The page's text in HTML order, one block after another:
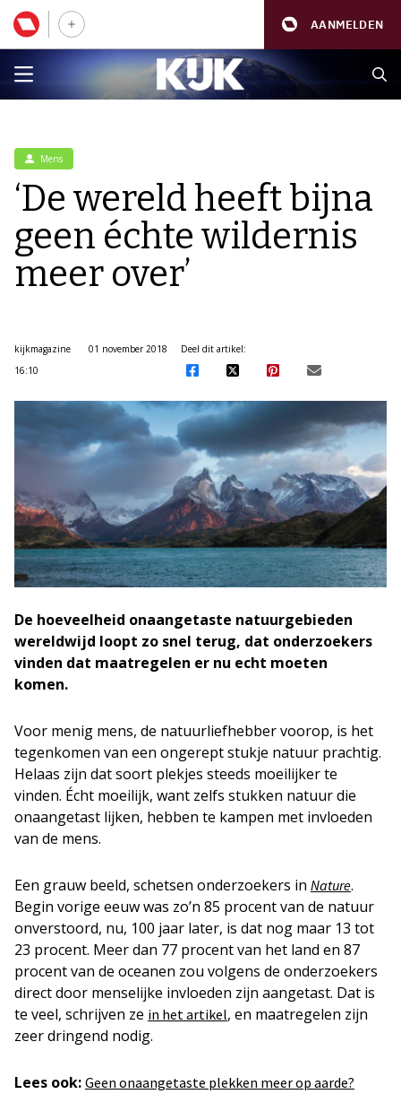
AANMELDEN
Mens
‘De wereld heeft bijna
geen échte wildernis
meer over’
kijkmagazine
01 november 2018
16:10
Deel dit artikel:
De hoeveelheid onaangetaste natuurgebieden
wereldwijd loopt zo snel terug, dat onderzoekers
vinden dat maatregelen er nu echt moeten
komen.
Voor menig mens, de natuurliefhebber voorop, is het
tegenkomen van een ongerept stukje natuur prachtig.
Helaas zijn dat soort plekjes steeds moeilijker te
vinden. Écht moeilijk, want zelfs stukken natuur die
onaangetast lijken, hebben te kampen met invloeden
van de mens.
Een grauw beeld, schetsen onderzoekers in Nature.
Begin vorige eeuw was zo’n 85 procent van de natuur
onverstoord, nu, 100 jaar later, is dat nog maar 13 tot
23 procent. Meer dan 77 procent van het land en 87
procent van de oceanen zou volgens de onderzoekers
direct door menselijke invloeden zijn aangetast. Dat is
te veel, schrijven ze in het artikel, en maatregelen zijn
zeer dringend nodig.
Lees ook: Geen onaangetaste plekken meer op aarde?